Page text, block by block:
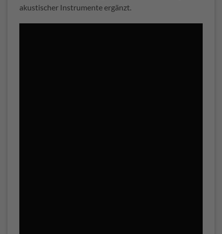
akustischer Instrumente ergänzt.